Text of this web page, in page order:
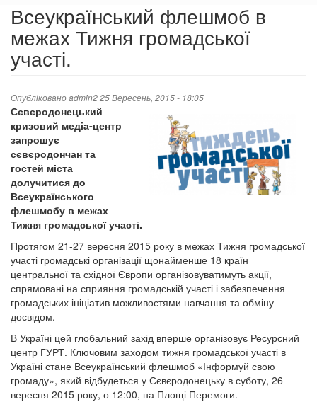
Всеукраїнський флешмоб в
межах Тижня громадської
участі.
Опублікованоadmin225 Вересень, 2015 - 18:05
Сєвєродонецький
кризовий медіа-центр
запрошує
сєвєродончан та
гостей міста
долучитися до
Всеукраїнського
флешмобу в межах
Тижня громадської участі.
Протягом 21-27 вересня 2015 року в межах Тижня громадської
участі громадські організації щонайменше 18 країн
центральної та східної Європи організовуватимуть акції,
спрямовані на сприяння громадській участі і забезпечення
громадських ініціатив можливостями навчання та обміну
досвідом.
В Україні цей глобальний захід вперше організовує Ресурсний
центр ГУРТ. Ключовим заходом тижня громадської участі в
Україні стане Всеукраїнський флешмоб «Інформуй свою
громаду», який відбудеться у Сєвєродонецьку в суботу, 26
вересня 2015 року, о 12:00, на Площі Перемоги.